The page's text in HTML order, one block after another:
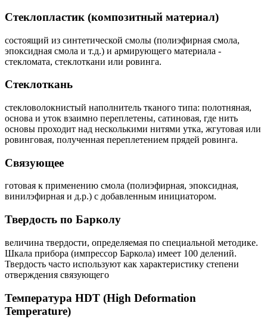
Стеклопластик (композитный материал)
состоящий из синтетической смолы (полиэфирная смола,
эпоксидная смола и т.д.) и армирующего материала -
стекломата, стеклоткани или ровинга.
Стеклоткань
стекловолокнистый наполнитель тканого типа: полотняная,
основа и уток взаимно переплетены, сатиновая, где нить
основы проходит над несколькими нитями утка, жгутовая или
ровинговая, полученная переплетением прядей ровинга.
Связующее
готовая к применению смола (полиэфирная, эпоксидная,
винилэфирная и д.р.) с добавленным инициатором.
Твердость по Барколу
величина твердости, определяемая по специальной методике.
Шкала прибора (импрессор Баркола) имеет 100 делений.
Твердость часто используют как характеристику степени
отверждения связующего
Температура HDT (High Deformation
Temperature)